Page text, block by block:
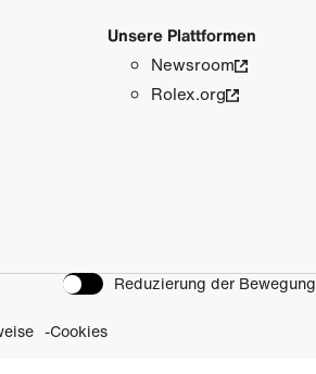
Unsere Plattformen
Newsroom
Rolex.org
Reduzierung der Bewegung
Cookies